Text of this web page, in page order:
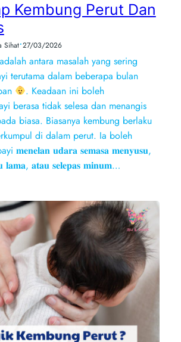
Kembung Perut Dan
Sihat•27/03/2026
antara masalah yang sering
terutama dalam beberapa bulan
. Keadaan ini boleh
berasa tidak selesa dan menangis
biasa. Biasanya kembung berlaku
di dalam perut. Ia boleh
𝐦𝐞𝐧𝐞𝐥𝐚𝐧 𝐮𝐝𝐚𝐫𝐚 𝐬𝐞𝐦𝐚𝐬𝐚 𝐦𝐞𝐧𝐲𝐮𝐬𝐮,
𝐥𝐚𝐦𝐚, 𝐚𝐭𝐚𝐮 𝐬𝐞𝐥𝐞𝐩𝐚𝐬 𝐦𝐢𝐧𝐮𝐦…